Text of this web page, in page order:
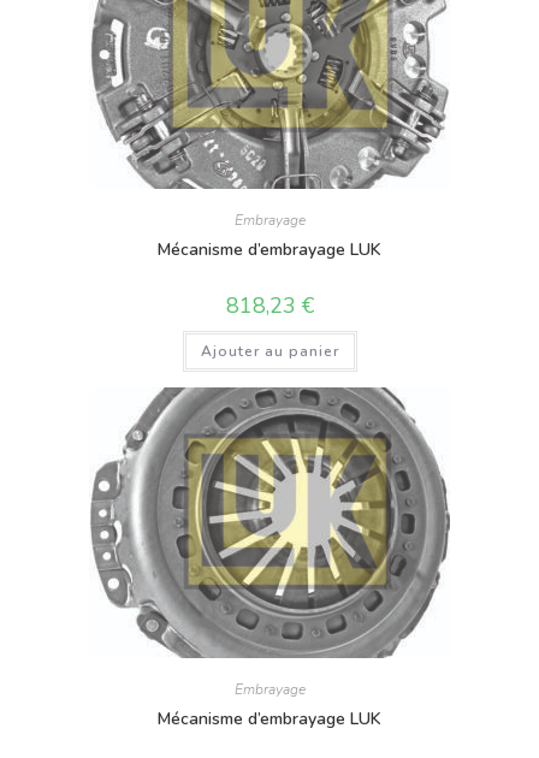
Embrayage
Mécanisme d’embrayage LUK
818,23 €
Ajouter au panier
Embrayage
Mécanisme d’embrayage LUK